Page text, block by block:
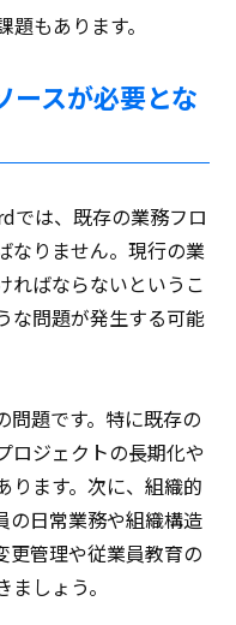
もあります。
ースが必要とな
では、既存の業務フロ
なりません。現行の業
ればならないというこ
な問題が発生する可能
問題です。特に既存の
ロジェクトの長期化や
ります。次に、組織的
の日常業務や組織構造
更管理や従業員教育の
しょう。